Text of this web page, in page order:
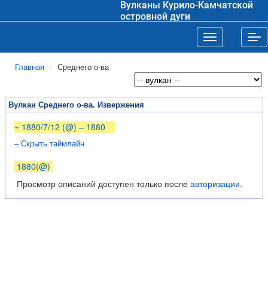
Вулканы Курило-Камчатской
островной дуги
Toggle
Главная Среднего о-ва
Вулкан Среднего о-ва. Извержения
~ 1880/7/12 (@) – 1880
– Скрыть таймлайн
1880(@)
Просмотр описаний доступен только после авторизации.